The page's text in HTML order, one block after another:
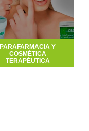
PARAFARMACIA Y
COSMÉTICA
TERAPÉUTICA